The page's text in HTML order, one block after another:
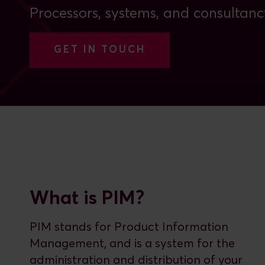
Processors, systems, and
GET IN TOUCH
What is PIM?
PIM stands for Product Information
Management, and is a system for the
administration and distribution of your